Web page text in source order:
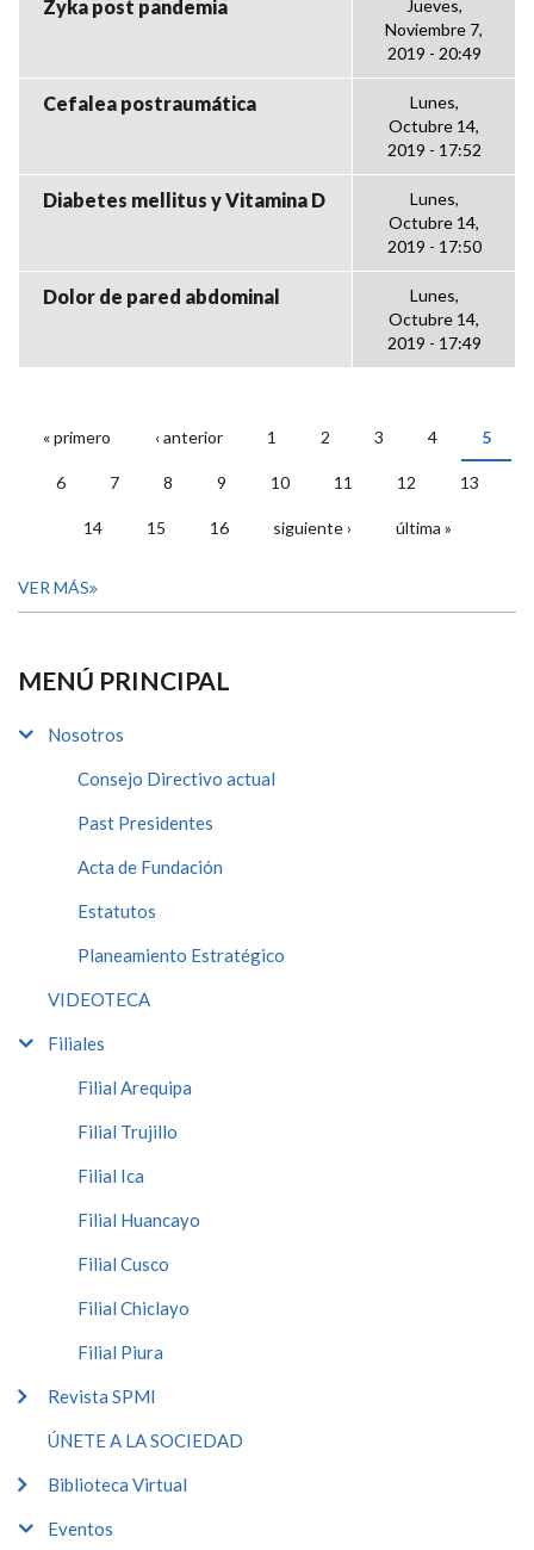
Zyka post pandemia
Jueves,
Noviembre 7,
2019 - 20:49
Cefalea postraumática
Lunes,
Octubre 14,
2019 - 17:52
Diabetes mellitus y Vitamina D
Lunes,
Octubre 14,
2019 - 17:50
Dolor de pared abdominal
Lunes,
Octubre 14,
2019 - 17:49
PÁGINAS
« primero ‹ anterior 1 2 3 4 5
6 7 8 9 10 11 12 13
14 15 16 siguiente › última »
VER MÁS
MENÚ PRINCIPAL
Nosotros
Consejo Directivo actual
Past Presidentes
Acta de Fundación
Estatutos
Planeamiento Estratégico
VIDEOTECA
Filiales
Filial Arequipa
Filial Trujillo
Filial Ica
Filial Huancayo
Filial Cusco
Filial Chiclayo
Filial Piura
Revista SPMI
ÚNETE A LA SOCIEDAD
Biblioteca Virtual
Eventos